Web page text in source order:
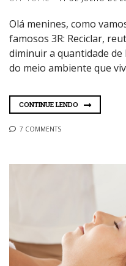
Olá menines, como
famosos 3R: Reciclar,
diminuir a quantidade
do meio ambiente que
CONTINUE LENDO
7 COMMENTS